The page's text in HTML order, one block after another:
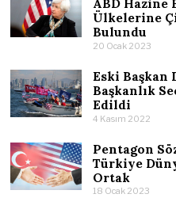
ABD Hazine
Ülkelerine
Bulundu
20 Ocak 2023
Eski Başkan
Başkanlık
Edildi
4 Kasım 2022
Pentagon
Türkiye
Ortak
18 Ocak 2023